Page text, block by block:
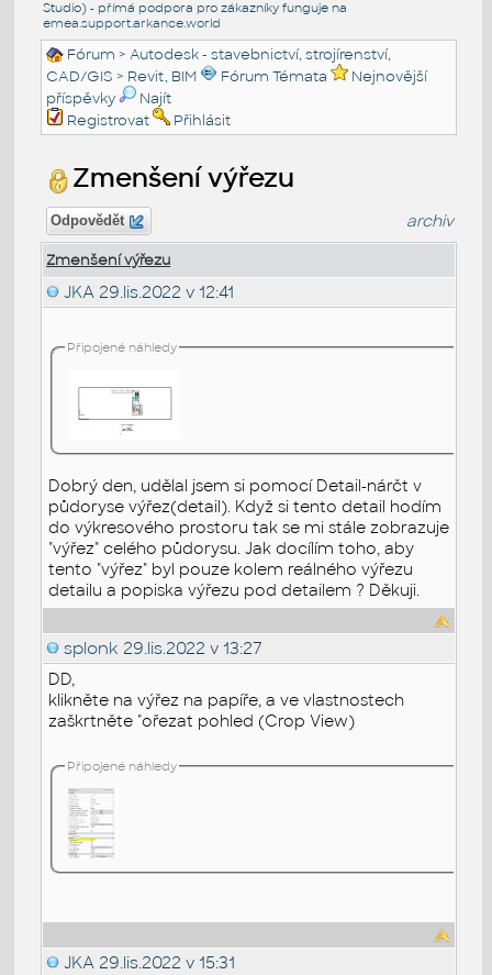
Studio) - přímá podpora pro zákazníky funguje na
emea.support.arkance.world
Fórum >Autodesk - stavebnictví, strojírenství,
CAD/GIS > Revit, BIM Fórum Témata
Nejnovější
příspěvky
Najít
Registrovat
Přihlásit
Zmenšení výřezu
Odpovědět archiv
Zmenšení výřezu
JKA 29.lis.2022 v 12:41
Připojené náhledy
Dobrý den, udělal jsem si pomocí Detail-nárčt v
půdoryse výřez(detail). Když si tento detail hodím
do výkresového prostoru tak se mi stále zobrazuje
"výřez" celého půdorysu. Jak docílím toho, aby
tento "výřez" byl pouze kolem reálného výřezu
detailu a popiska výřezu pod detailem ? Děkuji.
splonk 29.lis.2022 v 13:27
DD,
klikněte na výřez na papíře, a ve vlastnostech
zaškrtněte "ořezat pohled (Crop View)
Připojené náhledy
JKA 29.lis.2022 v 15:31